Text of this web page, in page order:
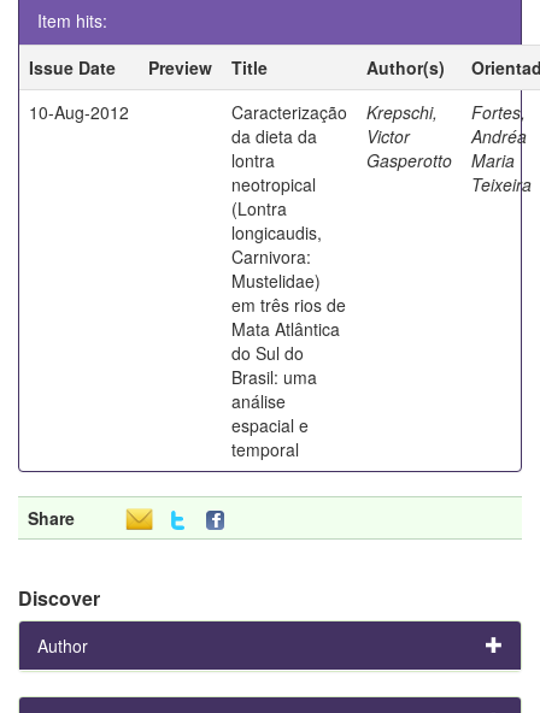
Item hits:
Issue Date
Preview Title Author(s)
10-Aug-2012
Caracterização
da dieta da
lontra
neotropical
(Lontra
longicaudis,
Carnivora:
Mustelidae)
em três rios de
Mata Atlântica
do Sul do
Brasil: uma
análise
espacial e
temporal
Krepschi,
Victor
Gasperotto
Fortes,
Andréa
Maria
Teixeira
Share
Discover
Author